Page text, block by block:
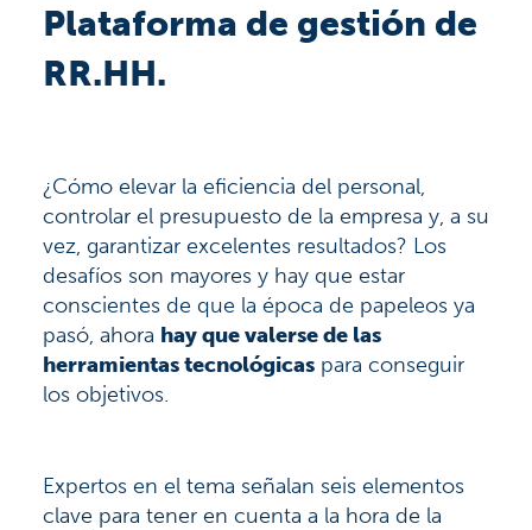
Plataforma de gestión de
RR.HH.
¿Cómo elevar la eficiencia del personal,
controlar el presupuesto de la empresa y, a su
vez, garantizar excelentes resultados? Los
desafíos son mayores y hay que estar
conscientes de que la época de papeleos ya
pasó, ahora hay que valerse de las
herramientas tecnológicas para conseguir
los objetivos.
Expertos en el tema señalan seis elementos
clave para tener en cuenta a la hora de la